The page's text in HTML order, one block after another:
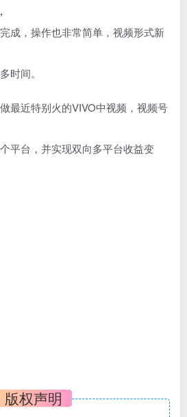
成，操作也非常简单，视频形式新
时间。
最近特别火的VIVO中视频，视频号
平台，并实现双向多平台收益变
版权声明